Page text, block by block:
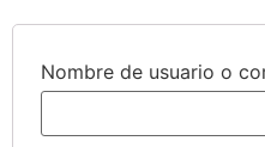
Nombre de usuario o